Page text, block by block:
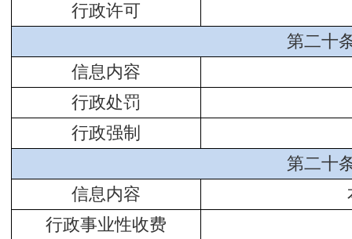
行政许可
第二十
信息内容
行政处罚
行政强制
第二十
信息内容
行政事业性收费